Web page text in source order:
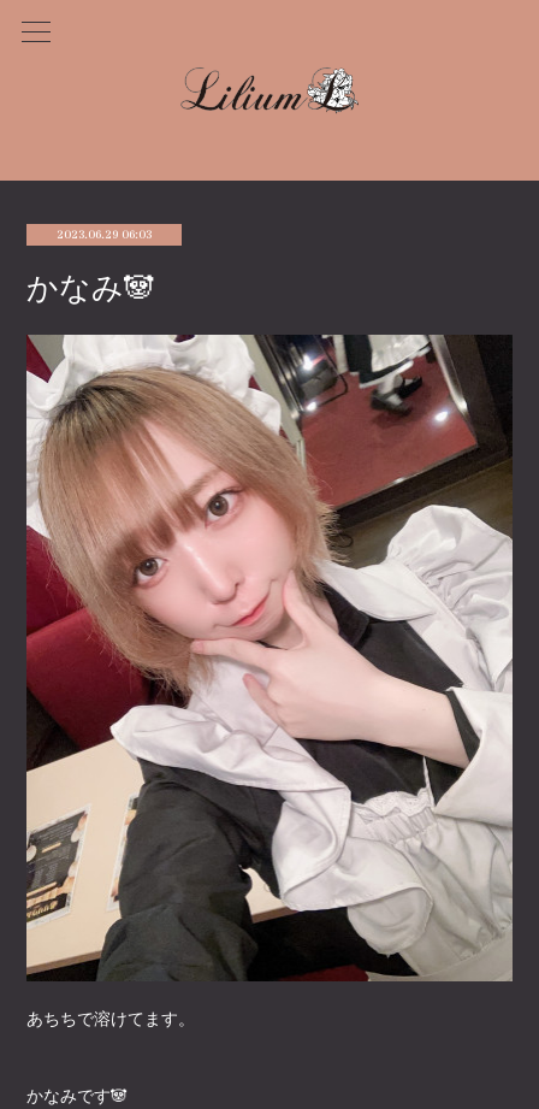
2023.06.29 06:03
かなみ🐼
あちちで溶けてます。
かなみです🐼